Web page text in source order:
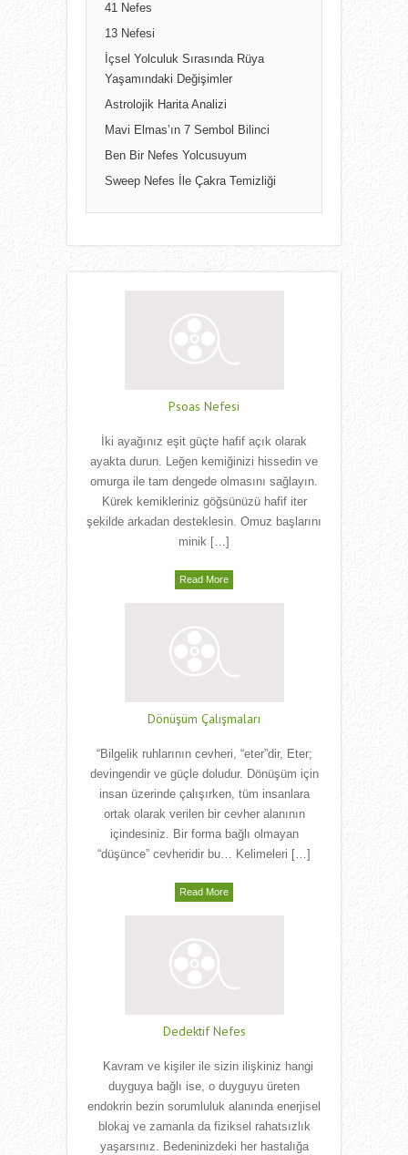
41 Nefes
13 Nefesi
İçsel Yolculuk Sırasında Rüya
Yaşamındaki Değişimler
Astrolojik Harita Analizi
Mavi Elmas’ın 7 Sembol Bilinci
Ben Bir Nefes Yolcusuyum
Sweep Nefes İle Çakra Temizliği
Psoas Nefesi
İki ayağınız eşit güçte hafif açık olarak
ayakta durun. Leğen kemiğinizi hissedin ve
omurga ile tam dengede olmasını sağlayın.
Kürek kemikleriniz göğsünüzü hafif iter
şekilde arkadan desteklesin. Omuz başlarını
minik […]
Read More
Dönüşüm Çalışmaları
“Bilgelik ruhlarının cevheri, “eter”dir, Eter;
devingendir ve güçle doludur. Dönüşüm için
insan üzerinde çalışırken, tüm insanlara
ortak olarak verilen bir cevher alanının
içindesiniz. Bir forma bağlı olmayan
“düşünce” cevheridir bu… Kelimeleri […]
Read More
Dedektif Nefes
Kavram ve kişiler ile sizin ilişkiniz hangi
duyguya bağlı ise, o duyguyu üreten
endokrin bezin sorumluluk alanında enerjisel
blokaj ve zamanla da fiziksel rahatsızlık
yaşarsınız. Bedeninizdeki her hastalığa